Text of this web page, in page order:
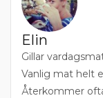
Elin
Gillar
Vanlig mat helt
Återkommer